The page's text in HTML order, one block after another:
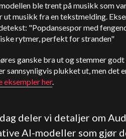
ble trent på musikk som
ut musikk fra en tekstmelding.
"Popdansespor med
rytmer, perfekt for stranden"
ganske bra ut og stemmer
sannsynligvis plukket ut, men det
eksempler her.
deler vi detaljer om
AI-modeller som gjør